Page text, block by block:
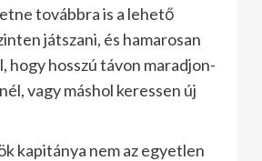
továbbra is a lehető
játszani, és hamarosan
hogy hosszú távon maradjon-
vagy máshol keressen új
kapitánya nem az egyetlen